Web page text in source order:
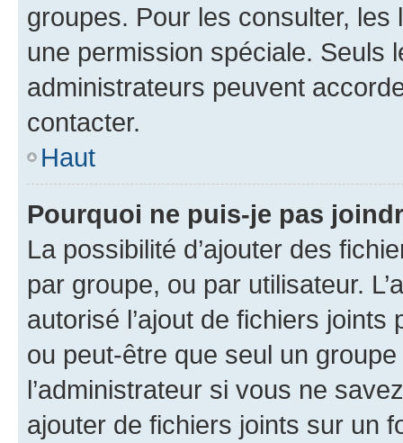
groupes. Pour les consulter,
une permission spéciale. Seuls
administrateurs peuvent
contacter.
Haut
Pourquoi ne puis-je pas
La possibilité d’ajouter des
par groupe, ou par utilisateur.
autorisé l’ajout de fichiers
ou peut-être que seul un
l’administrateur si vous ne
ajouter de fichiers joints sur un